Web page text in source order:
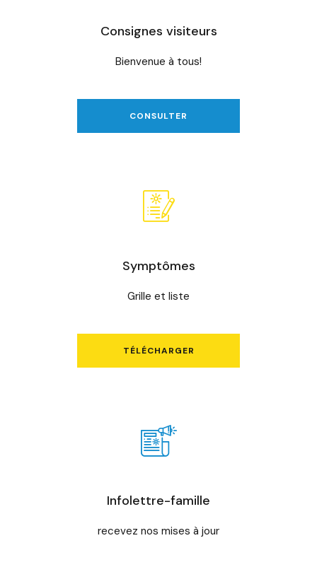
Consignes visiteurs
Bienvenue à tous!
CONSULTER
Symptômes
Grille et liste
TÉLÉCHARGER
Infolettre-famille
recevez nos mises à jour